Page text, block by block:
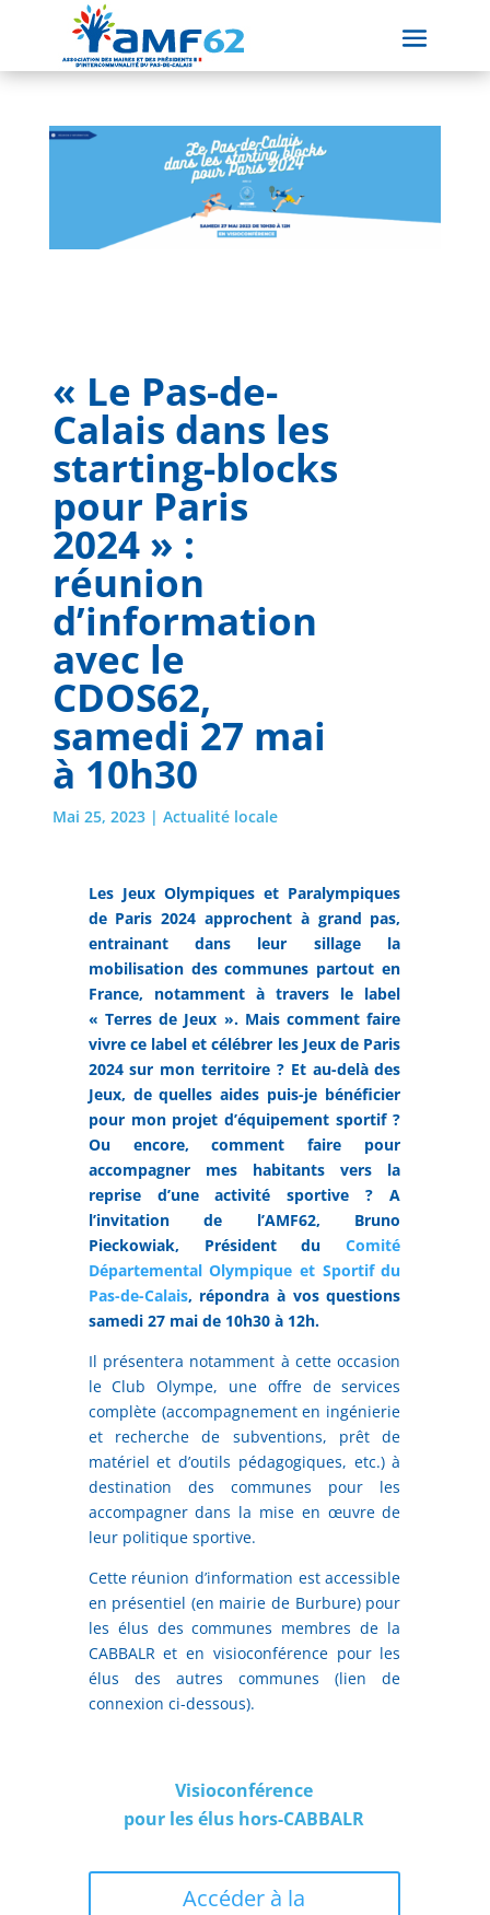
« Le Pas-de-
Calais dans les
starting-blocks
pour Paris
2024 » :
réunion
d’information
avec le
CDOS62,
samedi 27 mai
à 10h30
Mai 25, 2023| Actualité locale
Les Jeux Olympiques et Paralympiques
de Paris 2024 approchent à grand pas,
entrainant dans leur sillage la
mobilisation des communes partout en
France, notamment à travers le label
« Terres de Jeux ». Mais comment faire
vivre ce label et célébrer les Jeux de Paris
2024 sur mon territoire ? Et au-delà des
Jeux, de quelles aides puis-je bénéficier
pour mon projet d’équipement sportif ?
Ou encore, comment faire pour
accompagner mes habitants vers la
reprise d’une activité sportive ? A
l’invitation de l’AMF62, Bruno
Pieckowiak, Président duComité
Départemental Olympique et Sportif du
Pas-de-Calais, répondra à vos questions
samedi 27 mai de 10h30 à 12h.
Il présentera notamment à cette occasion
le Club Olympe, une offre de services
complète (accompagnement en ingénierie
et recherche de subventions, prêt de
matériel et d’outils pédagogiques, etc.) à
destination des communes pour les
accompagner dans la mise en œuvre de
leur politique sportive.
Cette réunion d’information est accessible
en présentiel (en mairie de Burbure) pour
les élus des communes membres de la
CABBALR et en visioconférence pour les
élus des autres communes (lien de
connexion ci-dessous).
Visioconférence
pour les élus hors-CABBALR
Accéder à la